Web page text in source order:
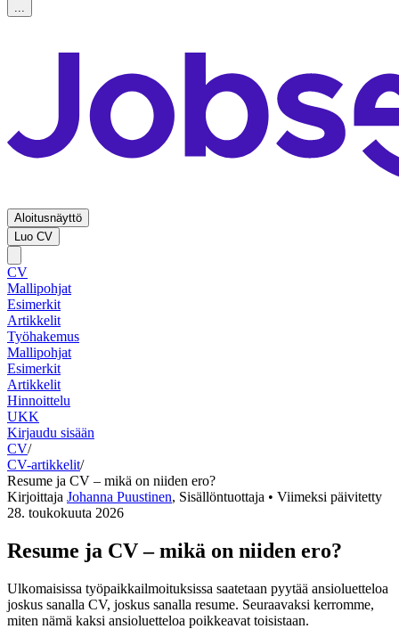
...
Aloitusnäyttö
Luo CV
CV
Mallipohjat
Esimerkit
Artikkelit
Työhakemus
Mallipohjat
Esimerkit
Artikkelit
Hinnoittelu
UKK
Kirjaudu sisään
CV/
CV-artikkelit/
Resume ja CV – mikä on niiden ero?
Kirjoittaja Johanna Puustinen, Sisällöntuottaja • Viimeksi päivitetty
28. toukokuuta 2026
Resume ja CV – mikä on niiden ero?
Ulkomaisissa työpaikkailmoituksissa saatetaan pyytää ansioluetteloa
joskus sanalla CV, joskus sanalla resume. Seuraavaksi kerromme,
miten nämä kaksi ansioluetteloa poikkeavat toisistaan.